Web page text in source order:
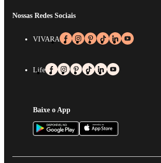
Nossas Redes Sociais
VIVARA
Life
Baixe o App